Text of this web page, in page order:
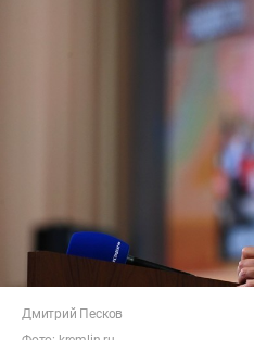
Дмитрий Песков